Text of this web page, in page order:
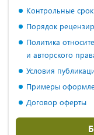
Контрольные
Порядок
Политика
и авторского
Условия
Примеры
Договор оферты